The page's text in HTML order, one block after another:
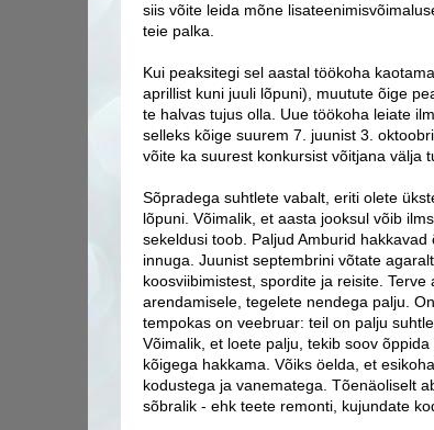
siis võite leida mõne
teie palka.
Kui peaksitegi sel aastal töökoha
aprillist kuni juuli lõpuni), muutute õige
te halvas tujus olla. Uue töökoha leiate
selleks kõige suurem 7. juunist 3.
võite ka suurest konkursist võitjana välja
Sõpradega suhtlete vabalt, eriti olete
lõpuni. Võimalik, et aasta jooksul võib
sekeldusi toob. Paljud Amburid
innuga. Juunist septembrini võtate
koosviibimistest, spordite ja reisite.
arendamisele, tegelete nendega palju.
tempokas on veebruar: teil on palju
Võimalik, et loete palju, tekib soov
kõigega hakkama. Võiks öelda, et
kodustega ja vanematega. Tõenäoliselt
sõbralik - ehk teete remonti, kujundate